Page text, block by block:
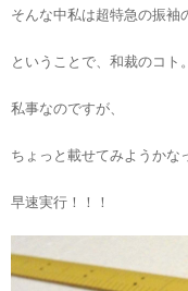
そんな中私は超特急の振
ということで、和裁のコト。
私事なのですが、
ちょっと載せてみようかな
早速実行！！！